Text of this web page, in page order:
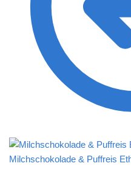
Milchschokolade & Puffreis